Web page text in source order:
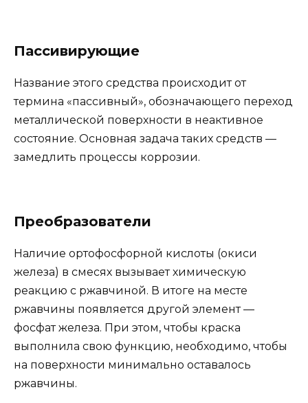
Пассивирующие
Название этого средства происходит от
термина «пассивный», обозначающего переход
металлической поверхности в неактивное
состояние. Основная задача таких средств —
замедлить процессы коррозии.
Преобразователи
Наличие ортофосфорной кислоты (окиси
железа) в смесях вызывает химическую
реакцию с ржавчиной. В итоге на месте
ржавчины появляется другой элемент —
фосфат железа. При этом, чтобы краска
выполнила свою функцию, необходимо, чтобы
на поверхности минимально оставалось
ржавчины.